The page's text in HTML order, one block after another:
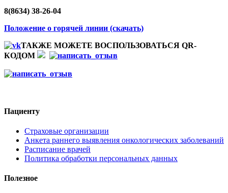
8(8634) 38-26-04
Положение о горячей линии (скачать)
ТАКЖЕ МОЖЕТЕ ВОСПОЛЬЗОВАТЬСЯ QR-
КОДОМ
Пациенту
Страховые организации
Анкета раннего выявления онкологических заболеваний
Расписание врачей
Политика обработки персональных данных
Полезное